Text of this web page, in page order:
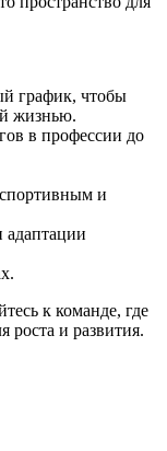
график, чтобы
жизнью.
в профессии до
и
адаптации
к команде, где
роста и развития.